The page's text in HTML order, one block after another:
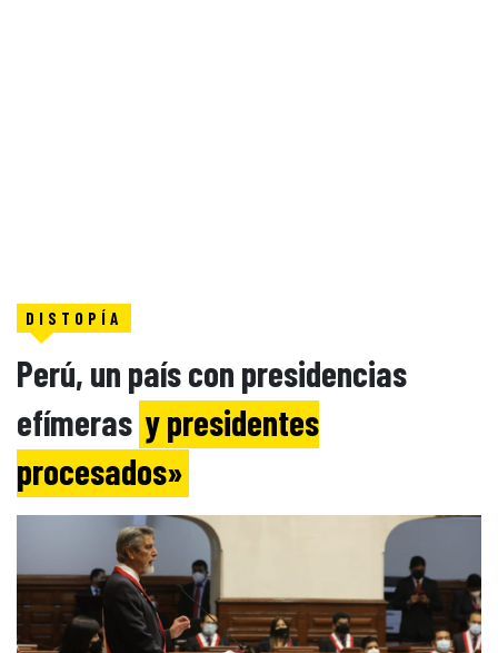
DISTOPÍA
Perú, un país con presidencias
efímeras y presidentes
procesados»